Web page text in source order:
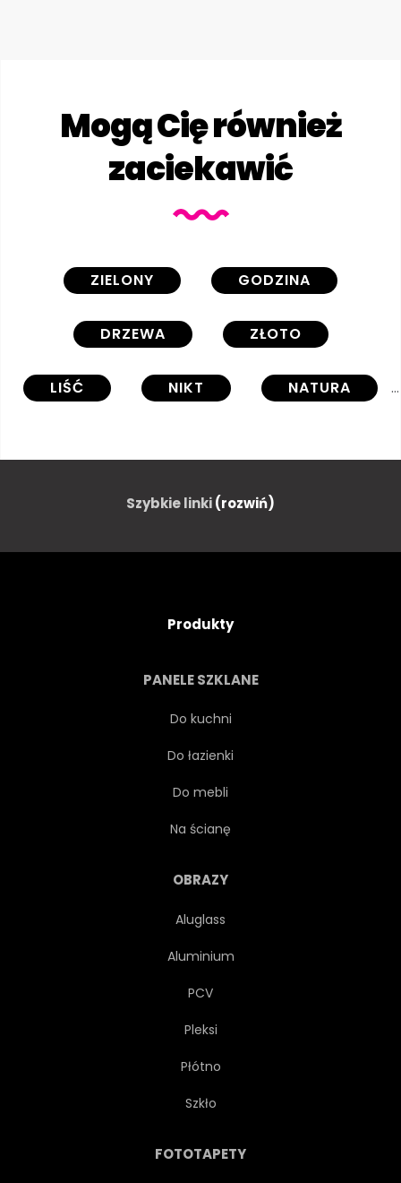
Mogą Cię również
zaciekawić
ZIELONY GODZINA
DRZEWA ZŁOTO
LIŚĆ NIKT NATURA
ROŚLINNOŚĆ AREKA
PEJZAŻ ROŚLINA
PIASZCZYSTY
POZIOMY
Szybkie linki(rozwiń)
Produkty
PANELE SZKLANE
Do kuchni
Do łazienki
Do mebli
Na ścianę
OBRAZY
Aluglass
Aluminium
PCV
Pleksi
Płótno
Szkło
FOTOTAPETY